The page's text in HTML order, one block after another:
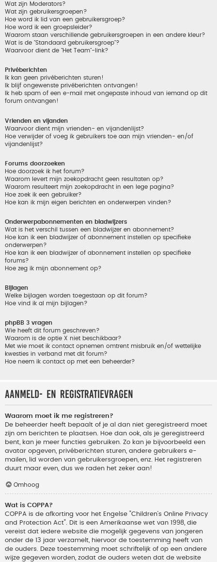
Wat zijn Moderators?
Wat zijn gebruikersgroepen?
Hoe word ik lid van een gebruikersgroep?
Hoe word ik een groepsleider?
Waarom staan verschillende gebruikersgroepen in een andere kleur?
Wat is de "Standaard gebruikersgroep"?
Waarvoor dient de "Het Team"-link?
Privéberichten
Ik kan geen privéberichten sturen!
Ik blijf ongewenste privéberichten ontvangen!
Ik heb spam of een e-mail met ongepaste inhoud van iemand op dit
forum ontvangen!
Vrienden en vijanden
Waarvoor dient mijn vrienden- en vijandenlijst?
Hoe verwijder of voeg ik gebruikers toe aan mijn vrienden- en/of
vijandenlijst?
Forums doorzoeken
Hoe doorzoek ik het forum?
Waarom levert mijn zoekopdracht geen resultaten op?
Waarom resulteert mijn zoekopdracht in een lege pagina?
Hoe zoek ik een gebruiker?
Hoe kan ik mijn eigen berichten en onderwerpen vinden?
Onderwerpabonnementen en bladwijzers
Wat is het verschil tussen een bladwijzer en abonnement?
Hoe kan ik een bladwijzer of abonnement instellen op specifieke
onderwerpen?
Hoe kan ik een bladwijzer of abonnement instellen op specifieke
forums?
Hoe zeg ik mijn abonnement op?
Bijlagen
Welke bijlagen worden toegestaan op dit forum?
Hoe vind ik al mijn bijlagen?
phpBB 3 vragen
Wie heeft dit forum geschreven?
Waarom is de optie X niet beschikbaar?
Met wie moet ik contact opnemen omtrent misbruik en/of wettelijke
kwesties in verband met dit forum?
Hoe neem ik contact op met een beheerder?
Aanmeld- en registratievragen
Waarom moet ik me registreren?
De beheerder heeft bepaalt of je al dan niet geregistreerd moet
zijn om berichten te plaatsen. Hoe dan ook, als je geregistreerd
bent, kan je meer functies gebruiken. Zo kan je bijvoorbeeld een
avatar opgeven, privéberichten sturen, andere gebruikers e-
mailen, lid worden van gebruikersgroepen, enz. Het registreren
duurt maar even, dus we raden het zeker aan!
Omhoog
Wat is COPPA?
COPPA is de afkorting voor het Engelse "Children’s Online Privacy
and Protection Act". Dit is een Amerikaanse wet van 1998, die
vereist dat iedere website die mogelijk gegevens van jongeren
onder de 13 jaar verzamelt, hiervoor de toestemming heeft van
de ouders. Deze toestemming moet schriftelijk of op een andere
wijze gegeven worden, zodat de ouders weten dat de website